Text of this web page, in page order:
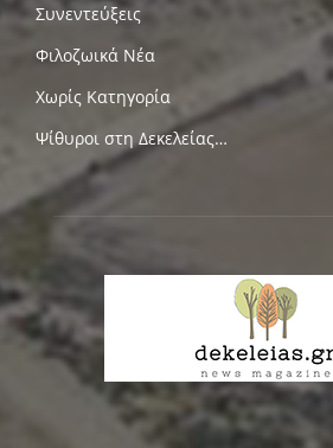
Συνεντεύξεις
Φιλοζωικά Νέα
Χωρίς Κατηγορία
Ψίθυροι στη Δεκελείας…